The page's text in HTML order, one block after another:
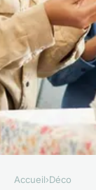
Accueil›Déco